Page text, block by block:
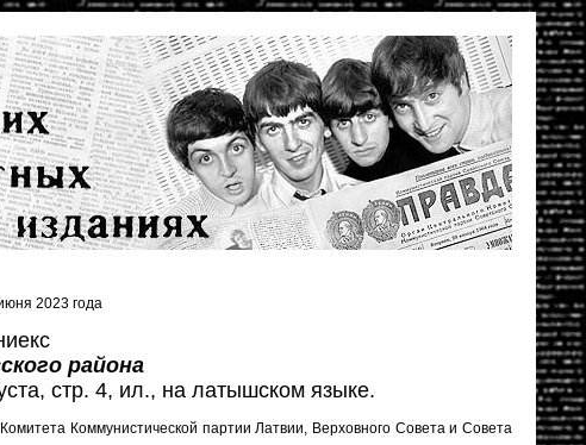
2023 года
района
стр. 4, ил., на латышском языке.
Коммунистической партии Латвии, Верховного Совета и Совета